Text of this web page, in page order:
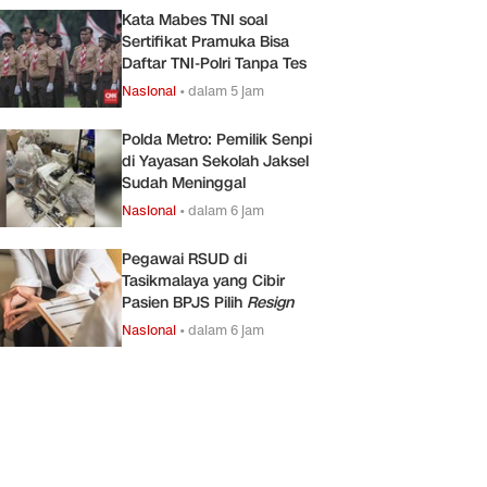
Kata Mabes TNI soal
Sertifikat Pramuka Bisa
Daftar TNI-Polri Tanpa Tes
Nasional •dalam 5 jam
Polda Metro: Pemilik Senpi
di Yayasan Sekolah Jaksel
Sudah Meninggal
Nasional •dalam 6 jam
Pegawai RSUD di
Tasikmalaya yang Cibir
Pasien BPJS Pilih Resign
Nasional •dalam 6 jam